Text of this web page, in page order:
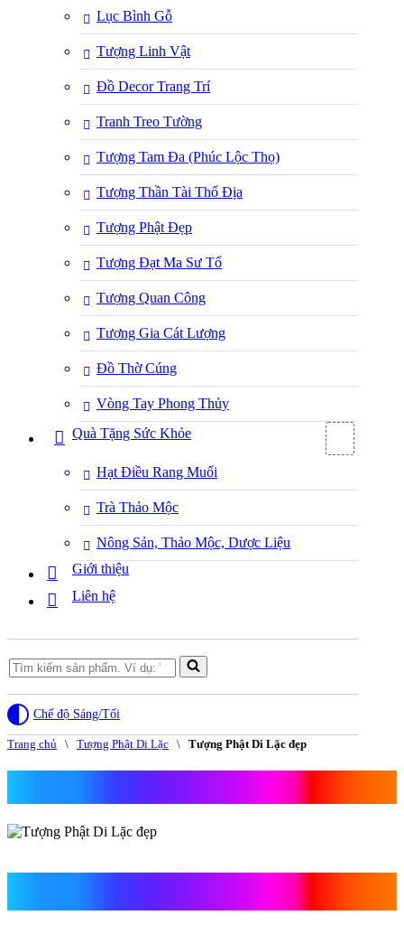
Lục Bình Gỗ
Tượng Linh Vật
Đồ Decor Trang Trí
Tranh Treo Tường
Tượng Tam Đa (Phúc Lộc Thọ)
Tượng Thần Tài Thổ Địa
Tượng Phật Đẹp
Tượng Đạt Ma Sư Tổ
Tượng Quan Công
Tượng Gia Cát Lượng
Đồ Thờ Cúng
Vòng Tay Phong Thủy
Quà Tặng Sức Khỏe
Hạt Điều Rang Muối
Trà Thảo Mộc
Nông Sản, Thảo Mộc, Dược Liệu
Giới thiệu
Liên hệ
Search
for...
Chế độ Sáng/Tối
Trang chủ \ Tượng Phật Di Lặc \ Tượng Phật Di Lặc đẹp